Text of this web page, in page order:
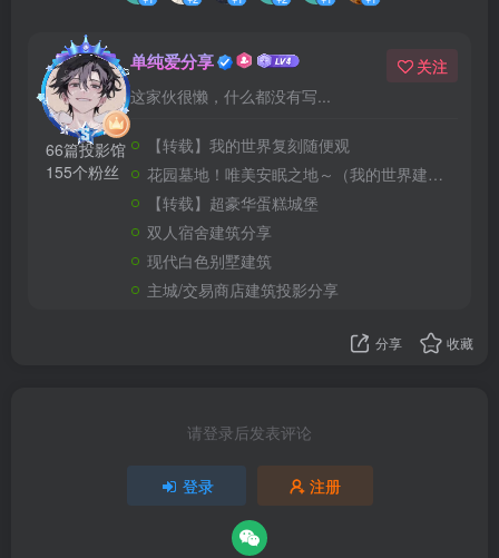
66篇投影馆
155个粉丝
单纯爱分享
这家伙很懒，什么都没有写...
关注
【转载】我的世界复刻随便观
花园墓地！唯美安眠之地～（我的世界建筑教程）
【转载】超豪华蛋糕城堡
双人宿舍建筑分享
现代白色别墅建筑
主城/交易商店建筑投影分享
分享 收藏
请登录后发表评论
登录 注册